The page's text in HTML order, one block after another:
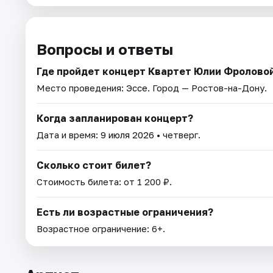
Вопросы и ответы
Где пройдет концерт Квартет Юлии
Место проведения: Эссе. Город — Ростов-на-Дону.
Когда запланирован концерт?
Дата и время: 9 июля 2026 • четверг.
Сколько стоит билет?
Стоимость билета: от 1 200 ₽.
Есть ли возрастные ограничения?
Возрастное ограничение: 6+.